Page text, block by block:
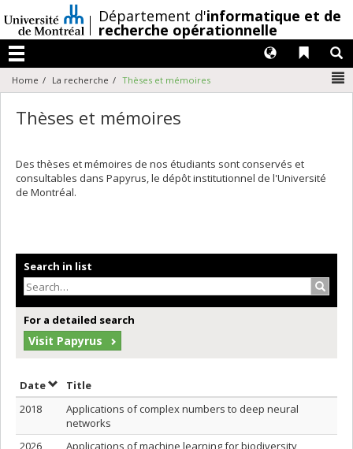
au
contenu
/Département d'informatique et de
recherche opérationnelle
Menu
Liens
Langues
Home La recherche Thèses et mémoires
Thèses et mémoires
Des thèses et mémoires de nos étudiants sont conservés et
consultables dans Papyrus, le dépôt institutionnel de l'Université
de Montréal.
Search in list
For a detailed search
Visit Papyrus
DateSort by date in ascending order
Title
2018
Applications of complex numbers to deep neural
networks
2026
Applications of machine learning for biodiversity